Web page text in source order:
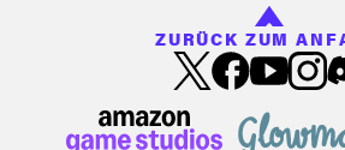
ZURÜCK ZUM